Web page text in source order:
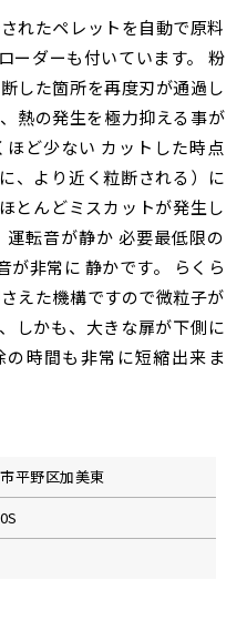
れたペレットを自動で原料
ーダーも付いています。 粉
した箇所を再度刃が通過し
熱の発生を極力抑える事が
ど少ない カットした時点
、より近く粒断される）に
とんどミスカットが発生し
転音が静か 必要最低限の
が非常に 静かです。 らくら
えた機構ですので微粒子が
しかも、大きな扉が下側に
時間も非常に短縮出来ま
平野区加美東